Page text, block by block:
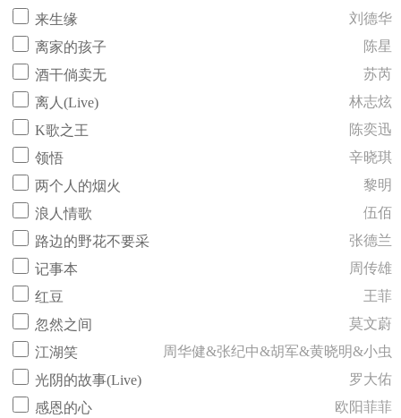
来生缘
刘德华
离家的孩子
陈星
酒干倘卖无
苏芮
离人(Live)
林志炫
K歌之王
陈奕迅
领悟
辛晓琪
两个人的烟火
黎明
浪人情歌
伍佰
路边的野花不要采
张德兰
记事本
周传雄
红豆
王菲
忽然之间
莫文蔚
江湖笑
周华健&张纪中&胡军&黄晓明&小虫
光阴的故事(Live)
罗大佑
感恩的心
欧阳菲菲